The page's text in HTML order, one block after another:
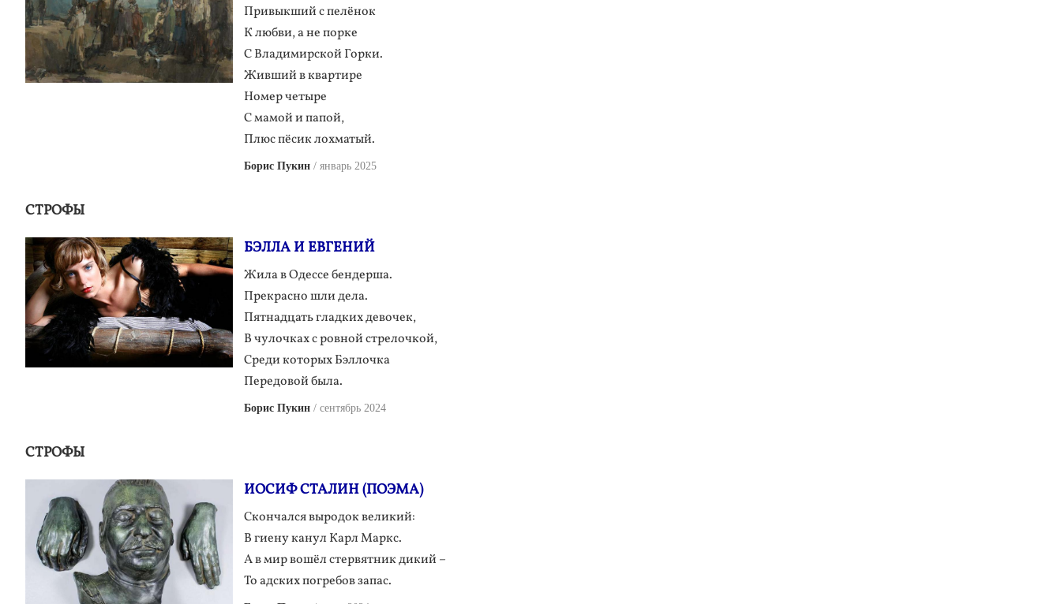
Привыкший с пелёнок
К любви, а не порке
С Владимирской Горки.
Живший в квартире
Номер четыре
С мамой и папой,
Плюс пёсик лохматый.
Борис Пукин январь 2025
СТРОФЫ
БЭЛЛА И ЕВГЕНИЙ
Жила в Одессе бендерша.
Прекрасно шли дела.
Пятнадцать гладких девочек,
В чулочках с ровной стрелочкой,
Среди которых Бэллочка
Передовой была.
Борис Пукин сентябрь 2024
СТРОФЫ
ИОСИФ СТАЛИН (ПОЭМА)
Скончался выродок великий:
В гиену канул Карл Маркс.
А в мир вошёл стервятник дикий –
То адских погребов запас.